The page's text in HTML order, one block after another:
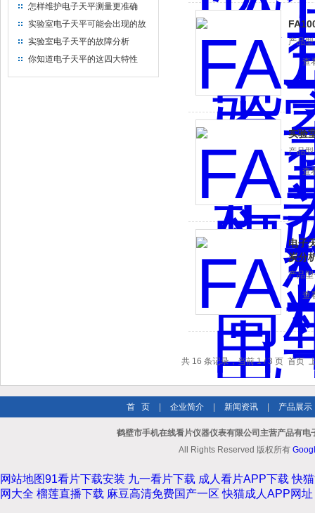
怎样维护电子天平测量更准确
实验室电子天平可能会出现的故
障及处理方案
实验室电子天平的故障分析
你知道电子天平的这四大特性
产品型
查
实验
产品型号
查
电子天
炭分
产品型
查
共 16 条记录，当前 1 / 3 页 首页
首 页 企业简介 新闻资讯 产品展示
鹤壁市手机在线看片仪器仪表有限公司主营产品有
All Rights Reserved 版权所有
网站地图91看片下载安装 九一看片下载 成人看片APP下载 快
网大全 榴莲直播下载 麻豆高清免费国产一区 快猫成人APP网址